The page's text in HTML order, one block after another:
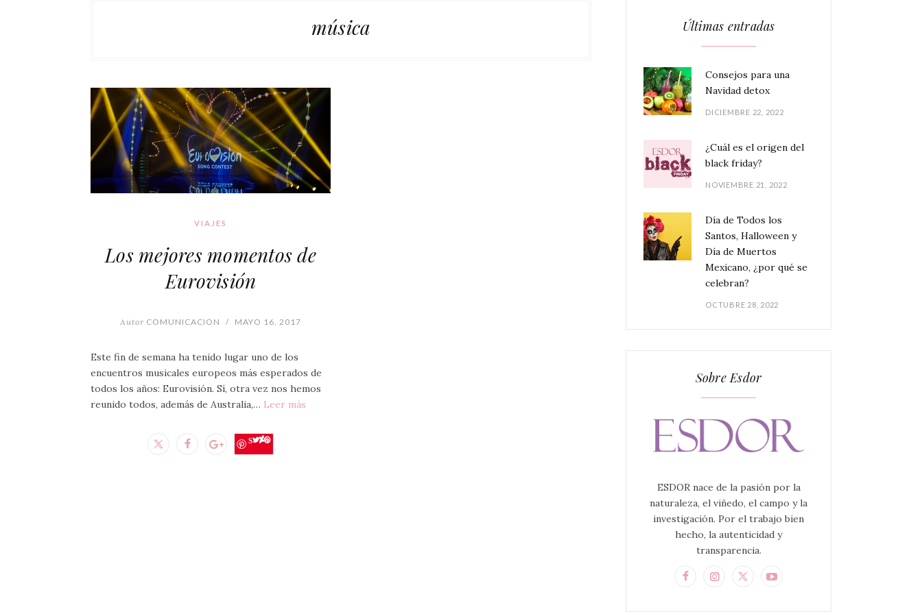
música
VIAJES
Los mejores momentos de
Eurovisión
Autor COMUNICACION / MAYO 16, 2017
Este fin de semana ha tenido lugar uno de los
encuentros musicales europeos más esperados de
todos los años: Eurovisión. Sí, otra vez nos hemos
reunido todos, además de Australia,… Leer más
Save
Últimas entradas
Consejos para una
Navidad detox
DICIEMBRE 22, 2022
¿Cuál es el origen del
black friday?
NOVIEMBRE 21, 2022
Día de Todos los
Santos, Halloween y
Día de Muertos
Mexicano, ¿por qué se
celebran?
OCTUBRE 28, 2022
Sobre Esdor
ESDOR nace de la pasión por la
naturaleza, el viñedo, el campo y la
investigación. Por el trabajo bien
hecho, la autenticidad y
transparencia.